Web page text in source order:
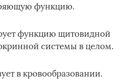
функцию.
функцию щитовидной
системы в целом.
в кровообразовании.